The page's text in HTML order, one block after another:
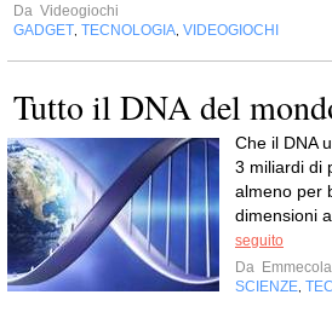
Da Videogiochi
GADGET TECNOLOGIA VIDEOGIOCHI
Tutto il DNA del
Che il DNA
3 miliardi di
almeno per
dimensioni
seguito
Da Emmecola
SCIENZE